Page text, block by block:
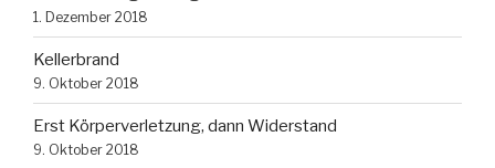
1. Dezember 2018
Kellerbrand
9. Oktober 2018
Erst Körperverletzung, dann Widerstand
9. Oktober 2018